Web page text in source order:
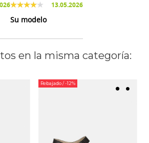
13.05.2026
Su modelo
en la misma categoría:
Rebajado/ -12%